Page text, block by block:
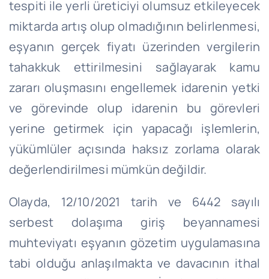
tespiti ile yerli üreticiyi olumsuz etkileyecek
miktarda artış olup olmadığının belirlenmesi,
eşyanın gerçek fiyatı üzerinden vergilerin
tahakkuk ettirilmesini sağlayarak kamu
zararı oluşmasını engellemek idarenin yetki
ve görevinde olup idarenin bu görevleri
yerine getirmek için yapacağı işlemlerin,
yükümlüler açısında haksız zorlama olarak
değerlendirilmesi mümkün değildir.
Olayda, 12/10/2021 tarih ve 6442 sayılı
serbest dolaşıma giriş beyannamesi
muhteviyatı eşyanın gözetim uygulamasına
tabi olduğu anlaşılmakta ve davacının ithal